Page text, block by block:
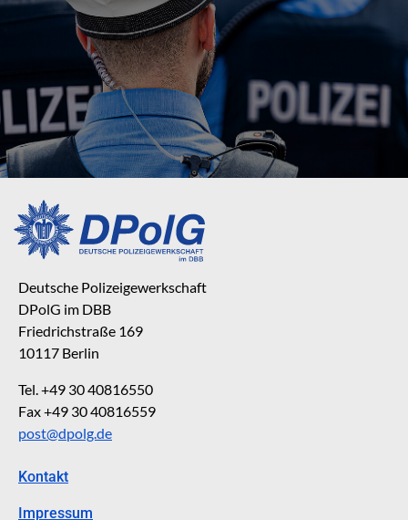
Deutsche Polizeigewerkschaft
DPolG im DBB
Friedrichstraße 169
10117 Berlin
Tel. +49 30 40816550
Fax +49 30 40816559
post@dpolg.de
Kontakt
Impressum